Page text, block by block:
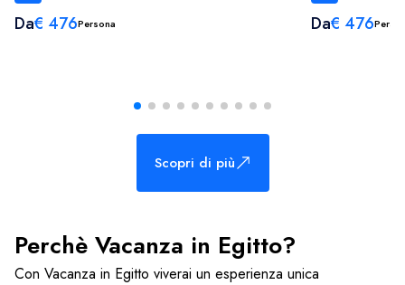
Da€ 476Persona Da€ 476
Scopri di più
Perchè Vacanza in Egitto?
Con Vacanza in Egitto viverai un esperienza unica